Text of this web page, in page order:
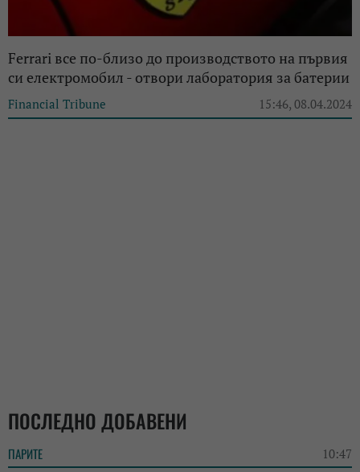
Ferrari все по-близо до производството на първия
си електромобил - отвори лаборатория за батерии
Financial Tribune 15:46, 08.04.2024
ПОСЛЕДНО ДОБАВЕНИ
ПАРИТЕ 10:47